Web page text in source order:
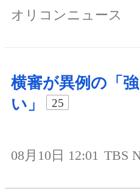
オリコンニュース
横審が異例の「
い」
25
08月10日 12:01 TBS